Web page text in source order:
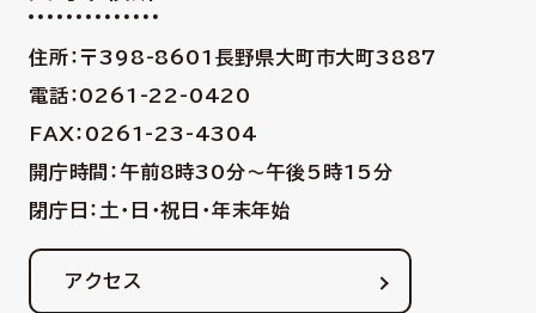
住所：〒398-8601 長野県大町市大町3887
電話：0261-22-0420
FAX：0261-23-4304
開庁時間：午前8時30分〜午後5時15分
閉庁日：土・日・祝日・年末年始
アクセス